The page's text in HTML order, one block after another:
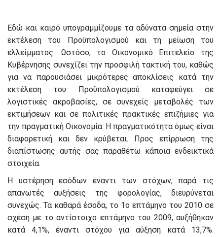
Εδώ και καιρό υπογραμμίζουμε τα αδύνατα σημεία στην
εκτέλεση του Προϋπολογισμού και τη μείωση του
ελλείμματος. Ωστόσο, το Οικονομικό Επιτελείο της
Κυβέρνησης συνεχίζει την προσφιλή τακτική του, καθώς
για να παρουσιάσει μικρότερες αποκλίσεις κατά την
εκτέλεση του Προϋπολογισμού καταφεύγει σε
λογιστικές ακροβασίες, σε συνεχείς μεταβολές των
εκτιμήσεων και σε πολιτικές πρακτικές επιζήμιες για
την πραγματική Οικονομία. Η πραγματικότητα όμως είναι
διαφορετική και δεν κρύβεται. Προς επίρρωση της
διαπίστωσης αυτής σας παραθέτω κάποια ενδεικτικά
στοιχεία.
Η υστέρηση εσόδων έναντι των στόχων, παρά τις
απανωτές αυξήσεις της φορολογίας, διευρύνεται
συνεχώς. Τα καθαρά έσοδα, το 1ο επτάμηνο του 2010 σε
σχέση με το αντίστοιχο επτάμηνο του 2009, αυξήθηκαν
κατά 4,1%, έναντι στόχου για αύξηση κατά 13,7%.